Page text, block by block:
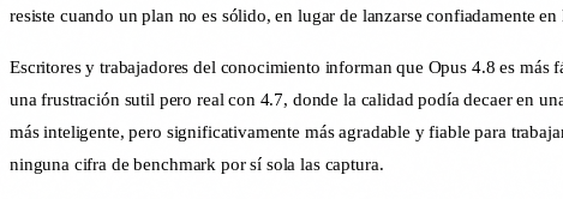
resiste cuando un plan no es sólido, en lugar de lanzarse confiadamente
Escritores y trabajadores del conocimiento informan que Opus 4.8 es
una frustración sutil pero real con 4.7, donde la calidad podía decaer en
más inteligente, pero significativamente más agradable y fiable para
ninguna cifra de benchmark por sí sola las captura.